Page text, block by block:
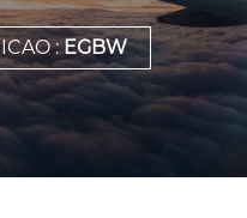
ICAO :EGBW